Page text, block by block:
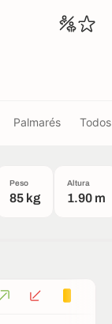
Palmarés
Peso
85 kg
Altura
1.90 m